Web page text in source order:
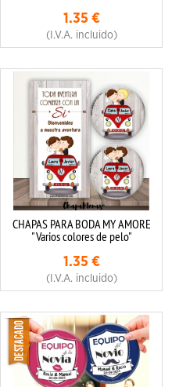
1.35 €
(I.V.A. incluido)
CHAPAS PARA BODA MY AMORE
"Varios colores de pelo"
1.35 €
(I.V.A. incluido)